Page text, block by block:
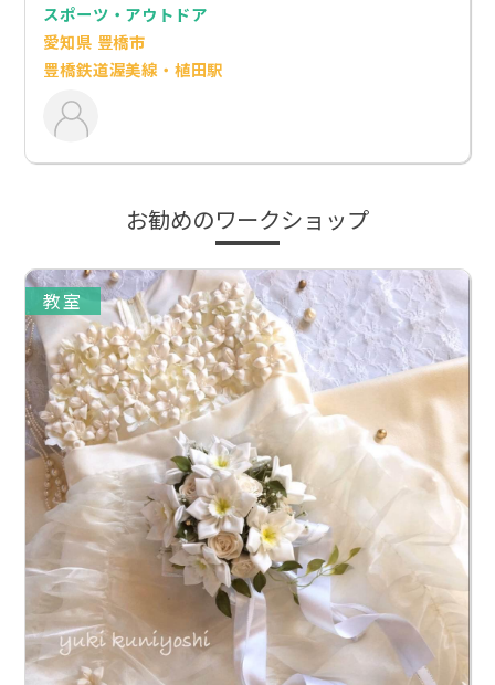
スポーツ・アウトドア
愛知県 豊橋市
豊橋鉄道渥美線・植田駅
お勧めのワークショップ
教室